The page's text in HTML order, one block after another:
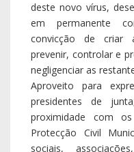
deste novo vírus,
em permanente
convicção de criar
prevenir, controlar e
negligenciar as
Aproveito para
presidentes de
proximidade com
Protecção Civil
sociais,